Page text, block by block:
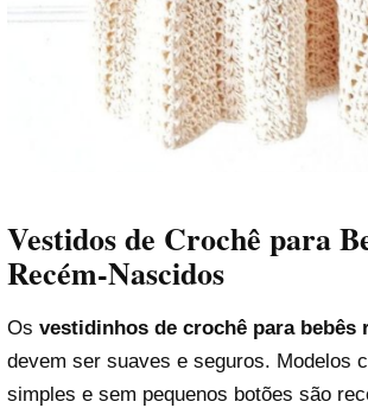
Vestidos de Crochê para
Recém-Nascidos
Os vestidinhos de crochê para bebês
devem ser suaves e seguros. Modelos
simples e sem pequenos botões são